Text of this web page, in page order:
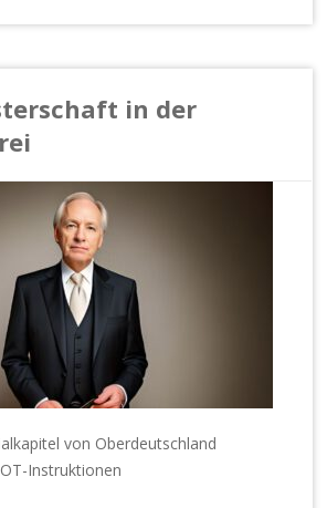
in der
von Oberdeutschland
Instruktionen